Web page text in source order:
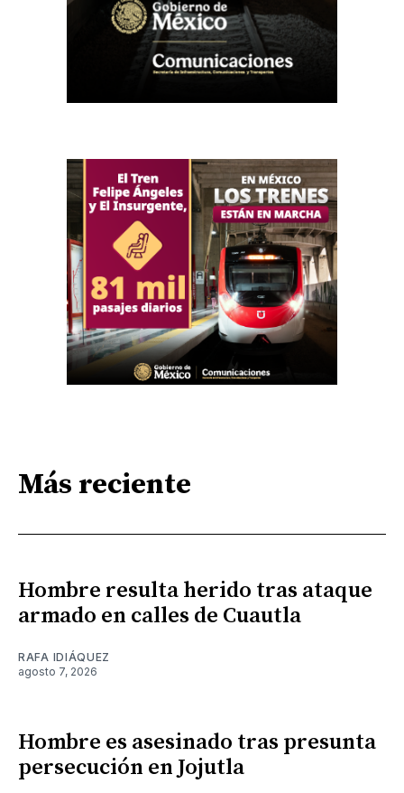
Más reciente
Hombre resulta herido tras ataque
armado en calles de Cuautla
RAFA IDIÁQUEZ
agosto 7, 2026
Hombre es asesinado tras presunta
persecución en Jojutla